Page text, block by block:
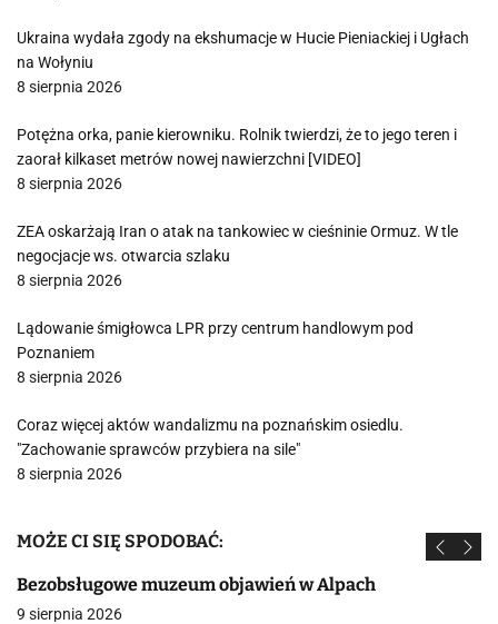
Ukraina wydała zgody na ekshumacje w Hucie Pieniackiej i Ugłach
na Wołyniu
8 sierpnia 2026
Potężna orka, panie kierowniku. Rolnik twierdzi, że to jego teren i
zaorał kilkaset metrów nowej nawierzchni [VIDEO]
8 sierpnia 2026
ZEA oskarżają Iran o atak na tankowiec w cieśninie Ormuz. W tle
negocjacje ws. otwarcia szlaku
8 sierpnia 2026
Lądowanie śmigłowca LPR przy centrum handlowym pod
Poznaniem
8 sierpnia 2026
Coraz więcej aktów wandalizmu na poznańskim osiedlu.
"Zachowanie sprawców przybiera na sile"
8 sierpnia 2026
MOŻE CI SIĘ SPODOBAĆ:
Bezobsługowe muzeum objawień w Alpach
9 sierpnia 2026